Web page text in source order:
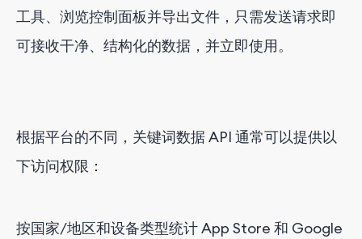
工具、浏览控制面板并导出文件，只需发送请求即
可接收干净、结构化的数据，并立即使用。
根据平台的不同，关键词数据 API 通常可以提供以
下访问权限：
按国家/地区和设备类型统计 App Store 和 Google